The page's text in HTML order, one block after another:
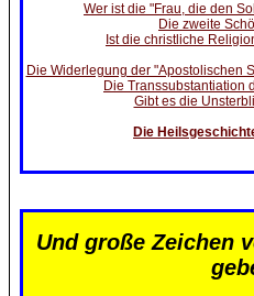
Wer ist die "Frau, die den
Die zweite
Ist die christliche
Die Widerlegung der "Apostolischen
Die Transsubstantiation
Gibt es die
Die
Und große Zeichen